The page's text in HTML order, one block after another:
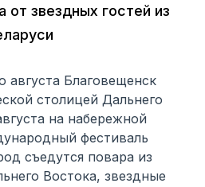
от звездных гостей из
Благовещенск
столицей Дальнего
на набережной
фестиваль
съедутся повара из
Востока, звездные